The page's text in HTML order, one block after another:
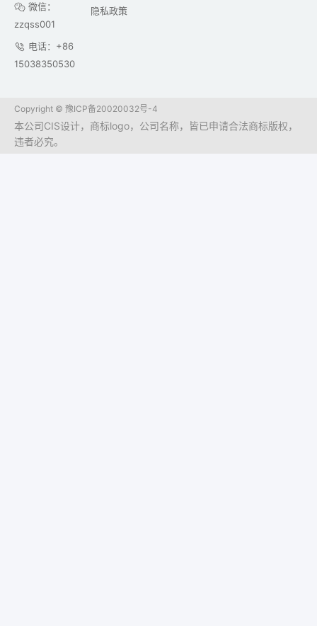
微信：
zzqss001
电话：+86
15038350530
隐私政策
Copyright © 豫ICP备20020032号-4
本公司CIS设计，商标logo，公司名称，皆已申请合法商标版权，
违者必究。